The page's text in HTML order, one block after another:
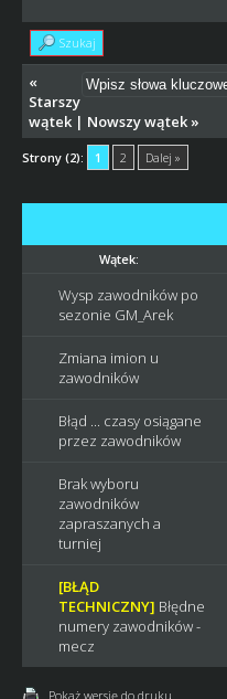
Szukaj
«
Starszy
wątek| Nowszy wątek»
Strony (2): 1 2 Dalej »
Wątek:
Wysp zawodników po
sezonie GM_Arek
Zmiana imion u
zawodników
Błąd ... czasy osiągane
przez zawodników
Brak wyboru
zawodników
zapraszanych a
turniej
[BŁĄD
TECHNICZNY] Błędne
numery zawodników -
mecz
Pokaż wersję do druku